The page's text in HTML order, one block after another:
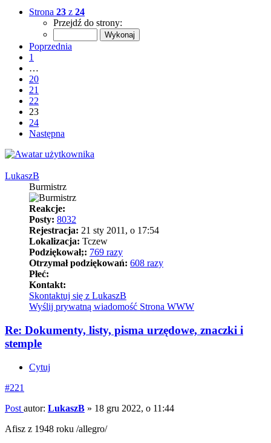
Strona 23 z 24
Przejdź do strony:
Poprzednia
1
…
20
21
22
23
24
Następna
LukaszB
Burmistrz
Reakcje:
Posty: 8032
Rejestracja: 21 sty 2011, o 17:54
Lokalizacja: Tczew
Podziękował;: 769 razy
Otrzymał podziękowań: 608 razy
Płeć:
Kontakt:
Skontaktuj się z LukaszB
Wyślij prywatną wiadomość Strona WWW
Re: Dokumenty, listy, pisma urzędowe, znaczki i
stemple
Cytuj
#221
Post autor: LukaszB » 18 gru 2022, o 11:44
Afisz z 1948 roku /allegro/